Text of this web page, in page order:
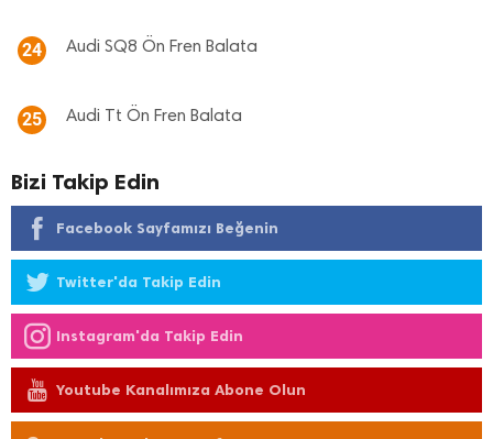
24 Audi SQ8 Ön Fren Balata
25 Audi Tt Ön Fren Balata
Bizi Takip Edin
Facebook Sayfamızı Beğenin
Twitter'da Takip Edin
Instagram'da Takip Edin
Youtube Kanalımıza Abone Olun